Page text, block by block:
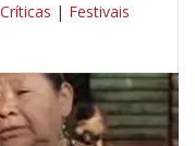
Críticas | Festivais